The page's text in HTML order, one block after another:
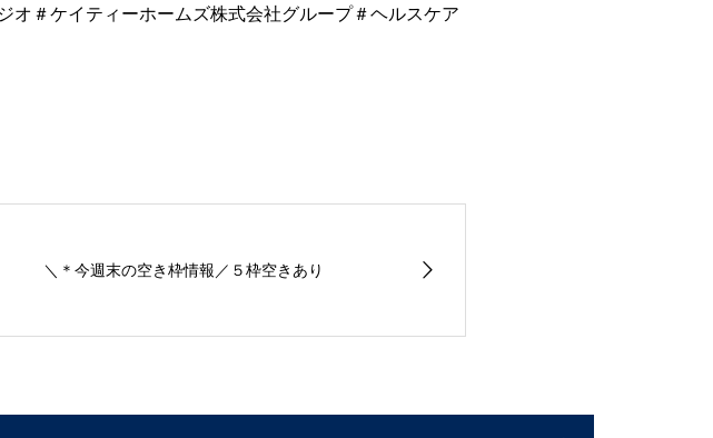
オ＃ケイティーホームズ株式会社グループ＃ヘルスケア
＼＊今週末の空き枠情報／５枠空きあり